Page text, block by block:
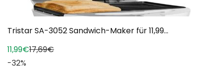
Tristar SA-3052 Sandwich-Maker für 11,99...
11,99€17,69€
-32%